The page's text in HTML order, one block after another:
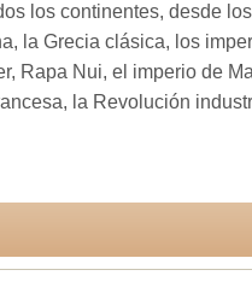
los continentes, desde
la Grecia clásica, los
Rapa Nui, el imperio de
la Revolución